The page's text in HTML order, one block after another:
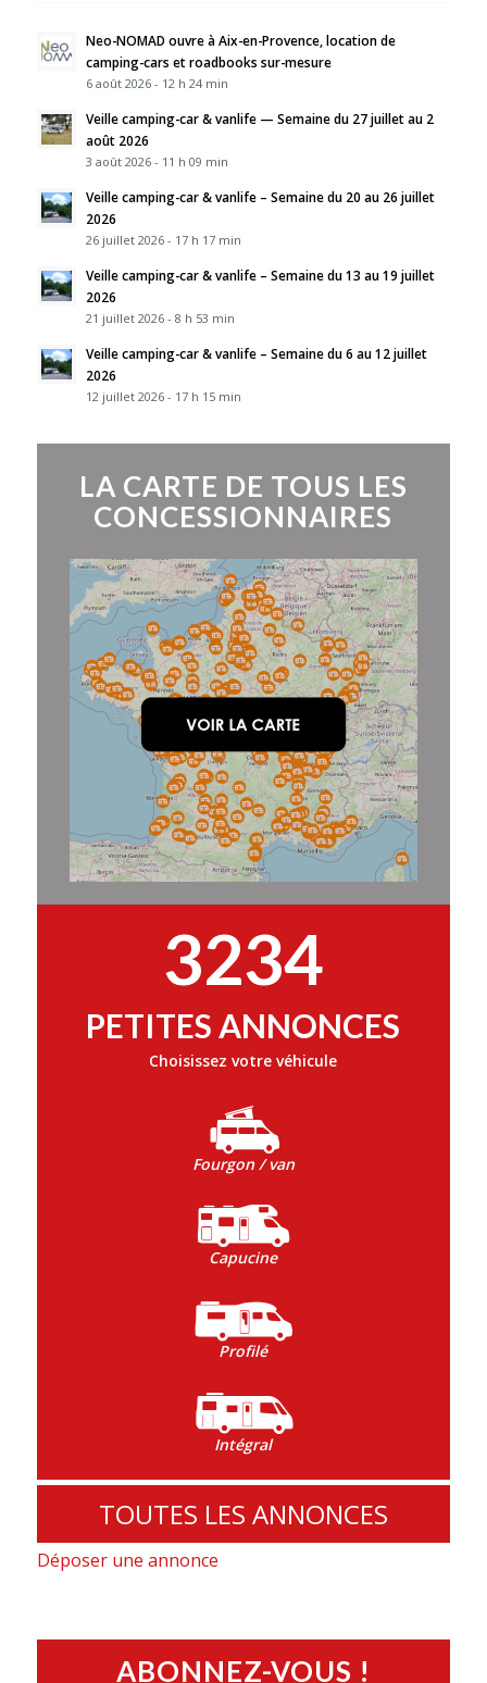
Neo-NOMAD ouvre à Aix-en-Provence, location de
camping-cars et roadbooks sur-mesure
6 août 2026 - 12 h 24 min
Veille camping-car & vanlife — Semaine du 27 juillet au 2
août 2026
3 août 2026 - 11 h 09 min
Veille camping-car & vanlife – Semaine du 20 au 26 juillet
2026
26 juillet 2026 - 17 h 17 min
Veille camping-car & vanlife – Semaine du 13 au 19 juillet
2026
21 juillet 2026 - 8 h 53 min
Veille camping-car & vanlife – Semaine du 6 au 12 juillet
2026
12 juillet 2026 - 17 h 15 min
LA CARTE DE TOUS LES
CONCESSIONNAIRES
3234
PETITES ANNONCES
Choisissez votre véhicule
Fourgon / van
Capucine
Profilé
Intégral
TOUTES LES ANNONCES
Déposer une annonce
ABONNEZ-VOUS !